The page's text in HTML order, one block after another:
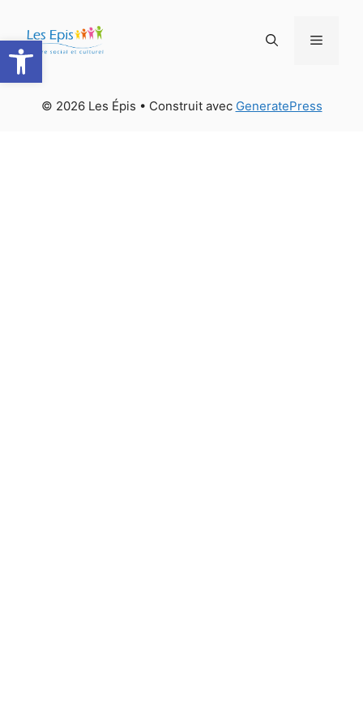
Ouvrir la barre d’outils
contenu
Menu
© 2026 Les Épis • Construit avec GeneratePress